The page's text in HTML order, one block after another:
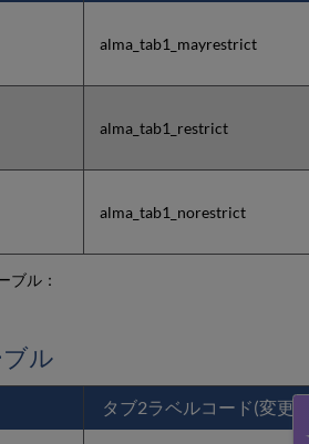
使
信
alma_tab1_mayrestrict
alma_tab1_restrict
alma_tab1_norestrict
ブル：
ル
タブ2ラベルコード(変更先)